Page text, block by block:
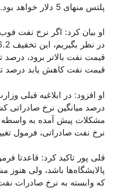
پلتس منهای 5 دلار خواهد بود.
قیمت نفت بالاتر برود،
قیمت نفت کاهش یابد درصد
درصد میانگین نرخ صادراتی
مشکلات پیش آمده به واسطه
نرخ نفت صادراتی، فرمول
قلی پور تاکید کرد: قاعدتا
پالایشگاه‌ها باشد، ولی
که وابسته به نرخ صادرات